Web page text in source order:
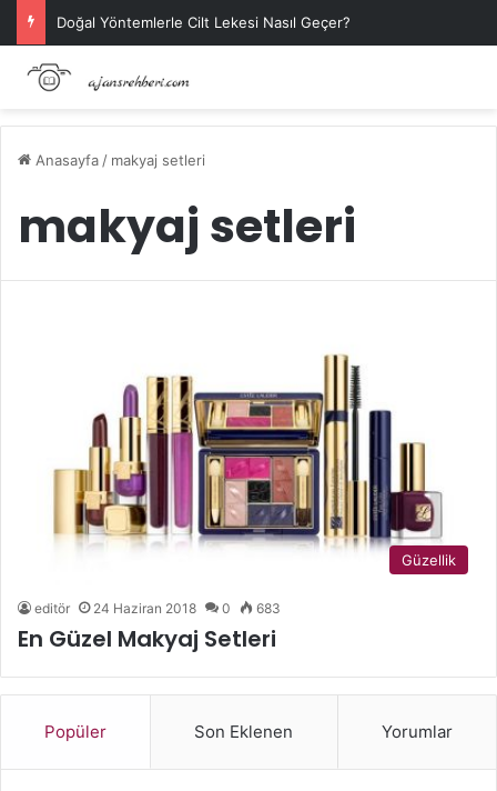
Doğal Yöntemlerle Cilt Lekesi Nasıl Geçer?
Anasayfa / makyaj setleri
makyaj setleri
Güzellik
editör 24 Haziran 2018 0 683
En Güzel Makyaj Setleri
Popüler Son Eklenen Yorumlar